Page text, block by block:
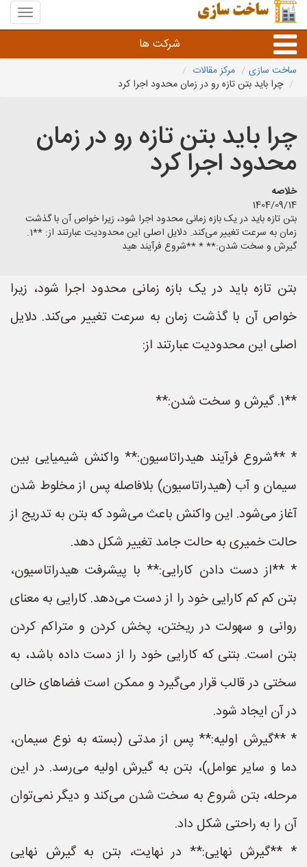
منوی
سایت
سازی
شرکت ها
راه سازی و ساختمان سازی
خدمات عمرانی و شهری
سایر خدمات عمرانی
ساخت سازی
مرکز مقالات
چرا باید بتن تازه رو در زمان محدود اجرا کرد
چرا باید بتن تازه رو در زمان
محدود اجرا کرد
خلاصه
1404/09/14
بتن تازه باید در یک بازه زمانی محدود اجرا شود، زیرا خواص آن با گذشت
زمان به سرعت تغییر می‌کند. دلایل اصلی این محدودیت عبارتند از: **1.
گیرش و سخت شدن:** * **شروع فرآیند هید
بتن تازه باید در یک بازه زمانی محدود اجرا شود، زیرا
خواص آن با گذشت زمان به سرعت تغییر می‌کند. دلایل
اصلی این محدودیت عبارتند از:
**1. گیرش و سخت شدن:**
* **شروع فرآیند هیدراتاسیون:** واکنش شیمیایی بین
سیمان و آب (هیدراتاسیون) بلافاصله پس از مخلوط شدن
آغاز می‌شود. این واکنش باعث می‌شود که بتن به تدریج از
حالت خمیری به حالت جامد تغییر شکل دهد.
* **از دست دادن کارایی:** با پیشرفت هیدراتاسیون،
بتن کم کم کارایی خود را از دست می‌دهد. کارایی به معنای
روانی و سهولت در ریختن، پخش کردن و متراکم کردن
بتن است. بتنی که کارایی خود را از دست داده باشد، به
سختی در قالب قرار می‌گیرد و ممکن است فضاهای خالی
در آن ایجاد شود.
* **گیرش اولیه:** پس از مدتی (بسته به نوع سیمان،
دما و سایر عوامل)، بتن به گیرش اولیه می‌رسد. در این
مرحله، بتن شروع به سخت شدن می‌کند و دیگر نمی‌توان
آن را به راحتی شکل داد.
* **گیرش نهایی:** در نهایت، بتن به گیرش نهایی